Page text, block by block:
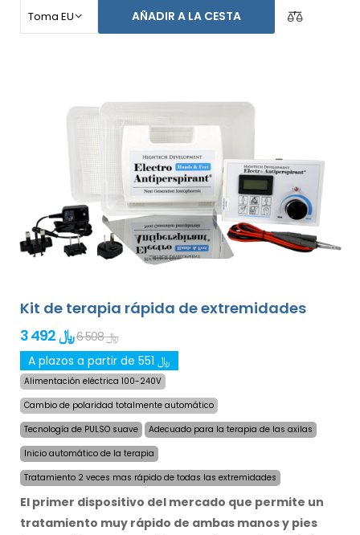
axilas, y ambas manos sin ayuda de otras personas
están en tu idioma.
AÑADIR A LA CESTA
Kit de terapia rápida de extremidades
3 492 ﷼
6 508 ﷼
A plazos a partir de 551 ﷼
Alimentación eléctrica 100-240V
Cambio de polaridad totalmente automático
Tecnología de PULSO suave
Adecuado para la terapia de las axilas
Inicio automático de la terapia
Tratamiento 2 veces mas rápido de todas las extremidades
El primer dispositivo del mercado que permite un
tratamiento muy rápido de ambas manos y pies